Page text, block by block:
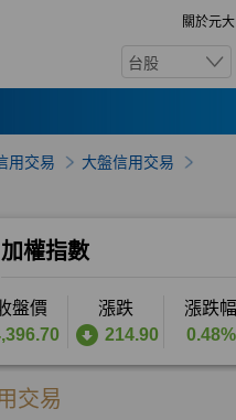
關於元大
台股
用交易 大盤信用交易